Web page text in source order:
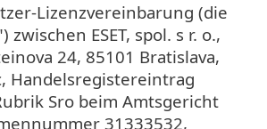
Lizenzvereinbarung (die
ESET, spol. s r. o.,
24, 85101 Bratislava,
Handelsregistereintrag
Sro beim Amtsgericht
31333532,